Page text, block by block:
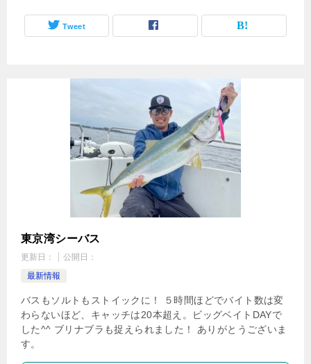
Tweet
東京湾シーバス
更新日：
公開日：
最新情報
バスもソルトもストイックに！ ５時間ほどでバイト数は変
わらないほど、キャッチは20本超え。ビッグベイトDAYで
した^^ ブリナブラも捉えられました！ ありがとうございま
す。